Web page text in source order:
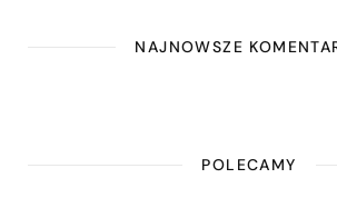
NAJNOWSZE
POLECAMY